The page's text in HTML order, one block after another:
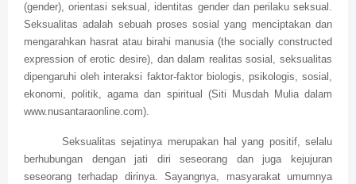
(gender), orientasi seksual, identitas gender dan perilaku seksual.
Seksualitas adalah sebuah proses sosial yang menciptakan dan
mengarahkan hasrat atau birahi manusia (the socially constructed
expression of erotic desire), dan dalam realitas sosial, seksualitas
dipengaruhi oleh interaksi faktor-faktor biologis, psikologis, sosial,
ekonomi, politik, agama dan spiritual (Siti Musdah Mulia dalam
www.nusantaraonline.com).
Seksualitas sejatinya merupakan hal yang positif, selalu
berhubungan dengan jati diri seseorang dan juga kejujuran
seseorang terhadap dirinya. Sayangnya, masyarakat umumnya